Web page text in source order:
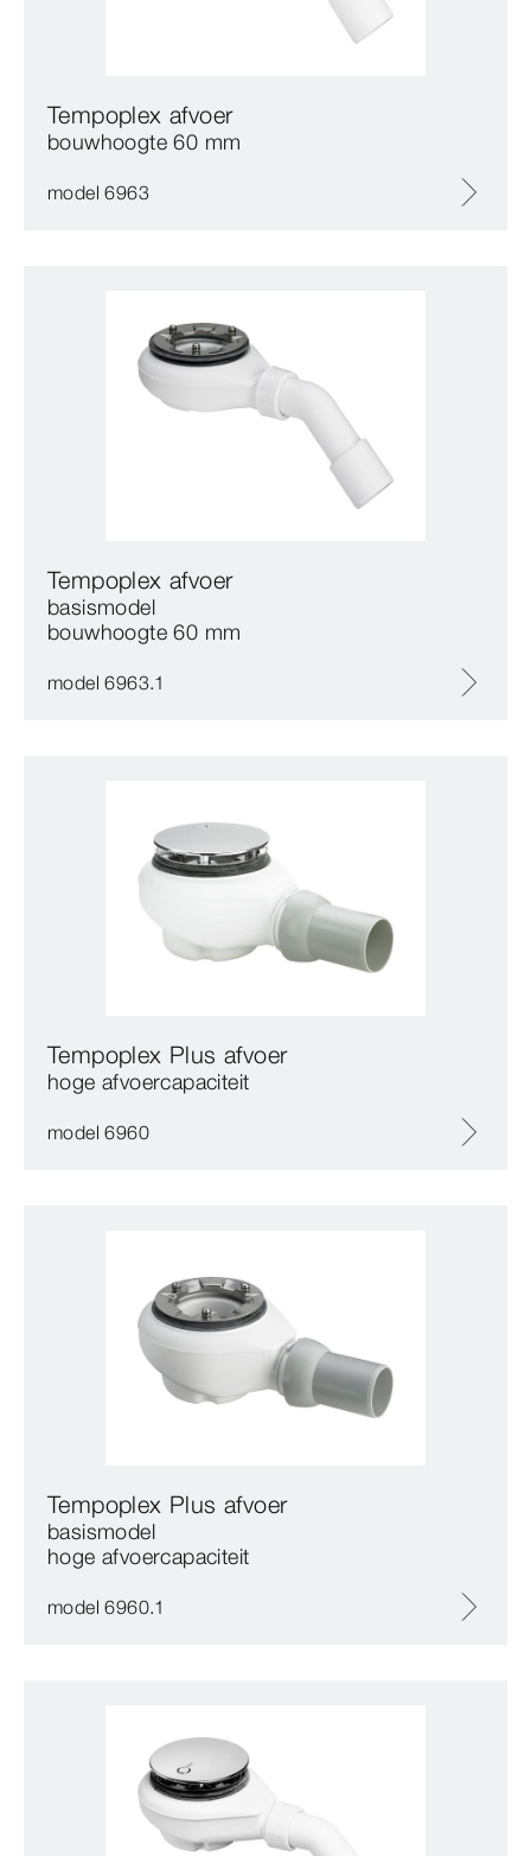
Tempoplex afvoer
bouwhoogte 60 mm
model 6963
Tempoplex afvoer
basismodel
bouwhoogte 60 mm
model 6963.1
Tempoplex Plus afvoer
hoge afvoercapaciteit
model 6960
Tempoplex Plus afvoer
basismodel
hoge afvoercapaciteit
model 6960.1